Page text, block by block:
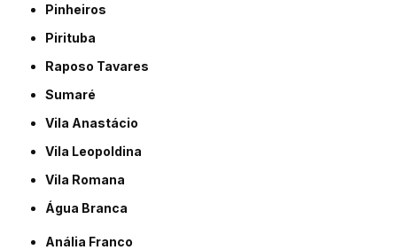
Pinheiros
Pirituba
Raposo Tavares
Sumaré
Vila Anastácio
Vila Leopoldina
Vila Romana
Água Branca
Anália Franco